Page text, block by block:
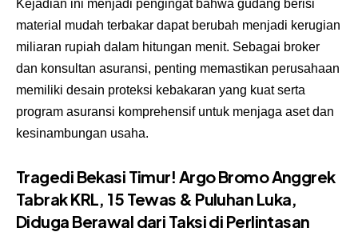
Kejadian ini menjadi pengingat bahwa gudang berisi
material mudah terbakar dapat berubah menjadi kerugian
miliaran rupiah dalam hitungan menit. Sebagai broker
dan konsultan asuransi, penting memastikan perusahaan
memiliki desain proteksi kebakaran yang kuat serta
program asuransi komprehensif untuk menjaga aset dan
kesinambungan usaha.
Tragedi Bekasi Timur! Argo Bromo Anggrek
Tabrak KRL, 15 Tewas & Puluhan Luka,
Diduga Berawal dari Taksi di Perlintasan